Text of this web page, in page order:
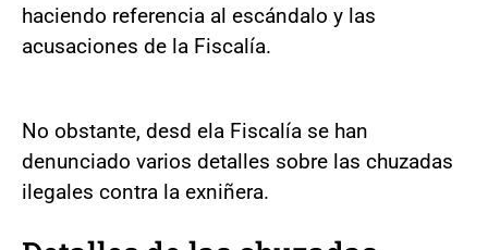
haciendo referencia al escándalo y las
acusaciones de la Fiscalía.
No obstante, desd ela Fiscalía se han
denunciado varios detalles sobre las chuzadas
ilegales contra la exniñera.